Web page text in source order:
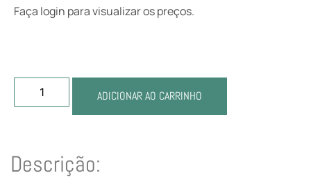
Faça login para visualizar os preços.
ADICIONAR AO CARRINHO
Descrição: